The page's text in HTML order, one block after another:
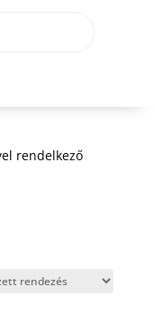
rendelkező